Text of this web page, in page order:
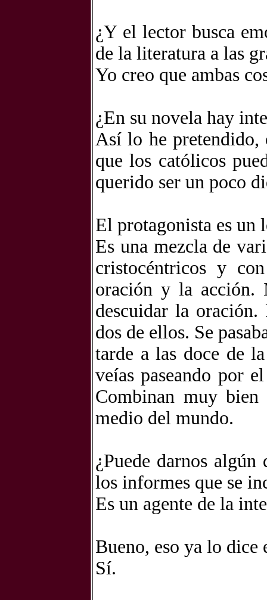
¿Y el lector busca
de la literatura a las
Yo creo que ambas
¿En su novela hay
Así lo he pretendido,
que los católicos
querido ser un poco
El protagonista es un
Es una mezcla de
cristocéntricos y
oración y la acción.
descuidar la oración.
dos de ellos. Se
tarde a las doce de
veías paseando por
Combinan muy
medio del mundo.
¿Puede darnos
los informes que se
Es un agente de la
Bueno, eso ya lo dice
Sí.